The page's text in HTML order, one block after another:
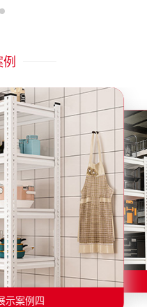
示案例四
物流行业货架展示案例三
物流行业货架展示案例二